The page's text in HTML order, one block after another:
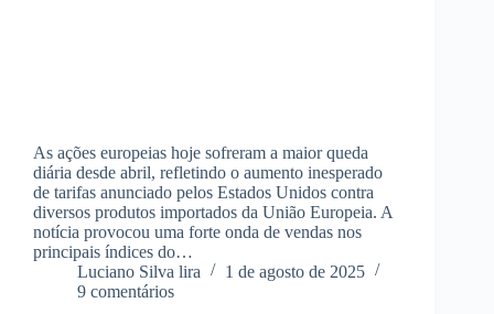
As ações europeias hoje sofreram a maior queda
diária desde abril, refletindo o aumento inesperado
de tarifas anunciado pelos Estados Unidos contra
diversos produtos importados da União Europeia. A
notícia provocou uma forte onda de vendas nos
principais índices do…
Luciano Silva lira
1 de agosto de 2025
9 comentários